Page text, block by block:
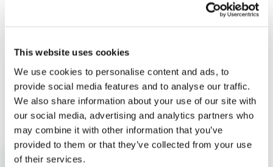
This website uses cookies
We use cookies to personalise content and ads, to
provide social media features and to analyse our traffic.
We also share information about your use of our site with
our social media, advertising and analytics partners who
may combine it with other information that you’ve
provided to them or that they’ve collected from your use
of their services.
Nombre Correo electrónico